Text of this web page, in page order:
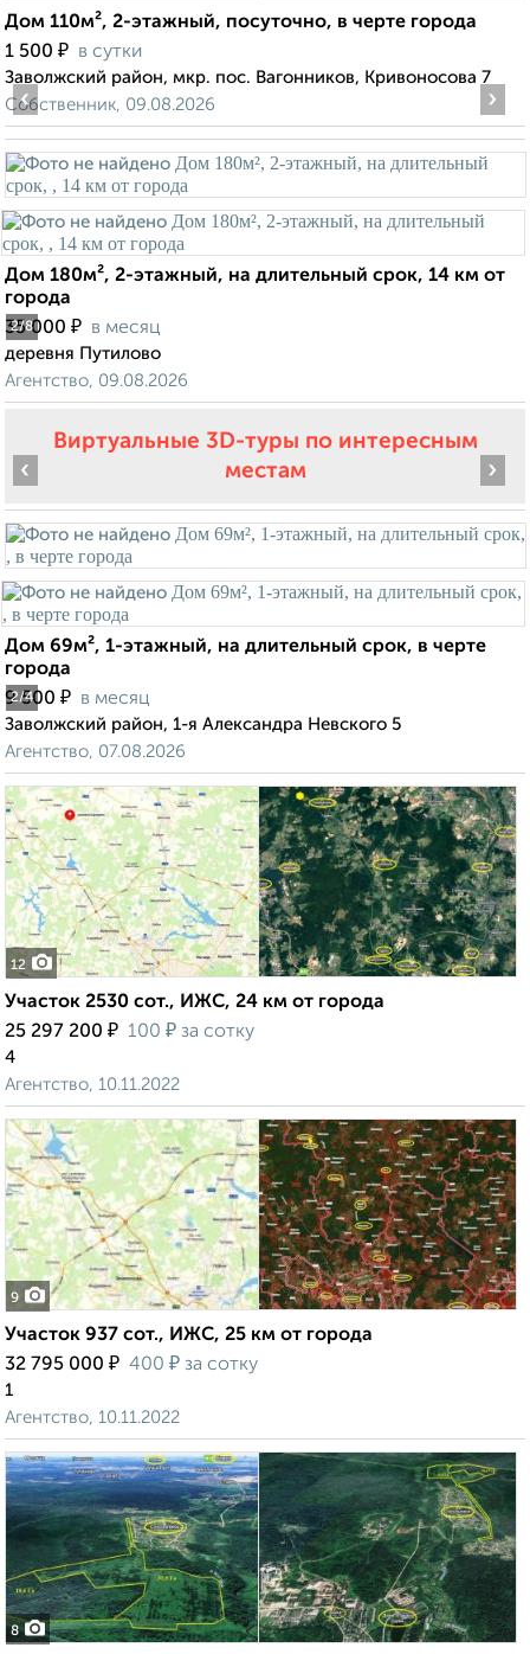
Дом 110м², 2-этажный, посуточно, в черте города
1 500 ₽ в сутки
Заволжский район, мкр. пос. Вагонников, Кривоносова 7
Собственник, 09.08.2026
2/8
‹ ›
Дом 180м², 2-этажный, на длительный срок, 14 км от
города
35 000 ₽ в месяц
деревня Путилово
Агентство, 09.08.2026
Виртуальные 3D-туры по интересным
местам
2/4
‹ ›
Дом 69м², 1-этажный, на длительный срок, в черте
города
9 500 ₽ в месяц
Заволжский район, 1-я Александра Невского 5
Агентство, 07.08.2026
12
Участок 2530 сот., ИЖС, 24 км от города
25 297 200 ₽ 100 ₽ за сотку
4
Агентство, 10.11.2022
9
Участок 937 сот., ИЖС, 25 км от города
32 795 000 ₽ 400 ₽ за сотку
1
Агентство, 10.11.2022
8